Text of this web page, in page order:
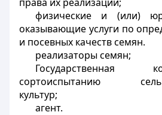
физические и (или)
оказывающие услуги по
и посевных качеств семян.
реализаторы семян;
сортоиспытанию
культур;
агент.